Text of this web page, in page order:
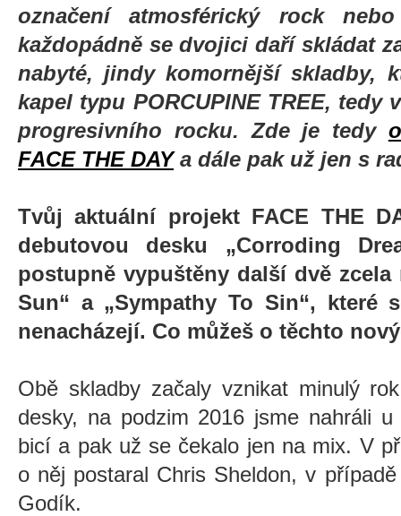
označení atmosférický rock
každopádně se dvojici daří skládat
nabyté, jindy komornější skladby,
kapel typu PORCUPINE TREE, tedy
progresivního rocku. Zde je tedy
FACE THE DAYa dále pak už jen s
Tvůj aktuální projekt FACE THE
debutovou desku „Corroding
postupně vypuštěny další dvě
Sun“ a „Sympathy To Sin“, které
nenacházejí. Co můžeš o těchto
Obě skladby začaly vznikat minulý
desky, na podzim 2016 jsme nahráli
bicí a pak už se čekalo jen na mix. V
o něj postaral Chris Sheldon, v
Godík.